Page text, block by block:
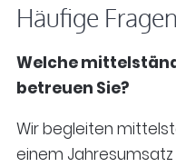
Häufige Fragen
Welche
betreuen Sie?
Wir begleiten
einem Jahresumsatz